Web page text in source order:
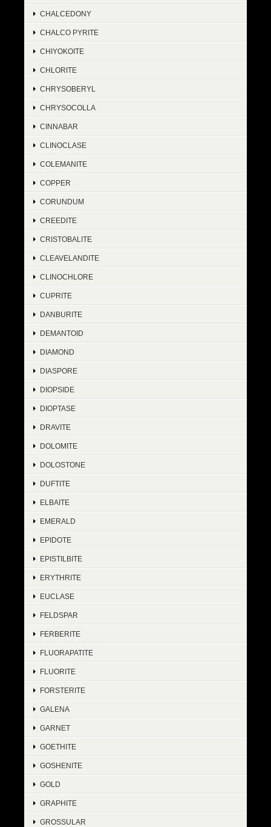
CHALCEDONY
CHALCO PYRITE
CHIYOKOITE
CHLORITE
CHRYSOBERYL
CHRYSOCOLLA
CINNABAR
CLINOCLASE
COLEMANITE
COPPER
CORUNDUM
CREEDITE
CRISTOBALITE
CLEAVELANDITE
CLINOCHLORE
CUPRITE
DANBURITE
DEMANTOID
DIAMOND
DIASPORE
DIOPSIDE
DIOPTASE
DRAVITE
DOLOMITE
DOLOSTONE
DUFTITE
ELBAITE
EMERALD
EPIDOTE
EPISTILBITE
ERYTHRITE
EUCLASE
FELDSPAR
FERBERITE
FLUORAPATITE
FLUORITE
FORSTERITE
GALENA
GARNET
GOETHITE
GOSHENITE
GOLD
GRAPHITE
GROSSULAR